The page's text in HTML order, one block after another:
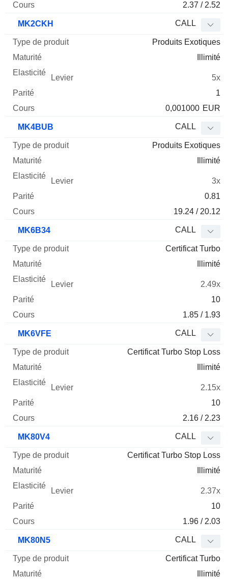
2.37 / 2.52
MK2CKH CALL
Produits Exotiques
Illimité
5x
1
0,001000 EUR
MK4BUB CALL
Produits Exotiques
Illimité
3x
0.81
19.24 / 20.12
MK6B34 CALL
Certificat Turbo
Illimité
2.49x
10
1.85 / 1.93
MK6VFE CALL
Certificat Turbo Stop Loss
Illimité
2.15x
10
2.16 / 2.23
MK80V4 CALL
Certificat Turbo Stop Loss
Illimité
2.37x
10
1.96 / 2.03
MK80N5 CALL
Certificat Turbo
Illimité